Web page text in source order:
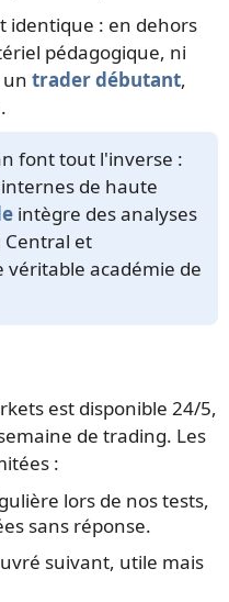
identique : en dehors
pédagogique, ni
trader débutant,
font tout l'inverse :
de haute
intègre des analyses
Central et
académie de
est disponible 24/5,
de trading. Les
:
lors de nos tests,
sans réponse.
suivant, utile mais